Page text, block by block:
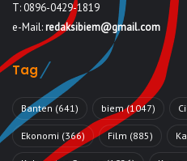
T: 0896-0429-1819
e-Mail:redaksibiem@gmail.com
Tag
Banten (641) biem(1047)
Ekonomi (366) Film (885)